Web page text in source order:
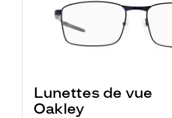
Lunettes de vue
Oakley